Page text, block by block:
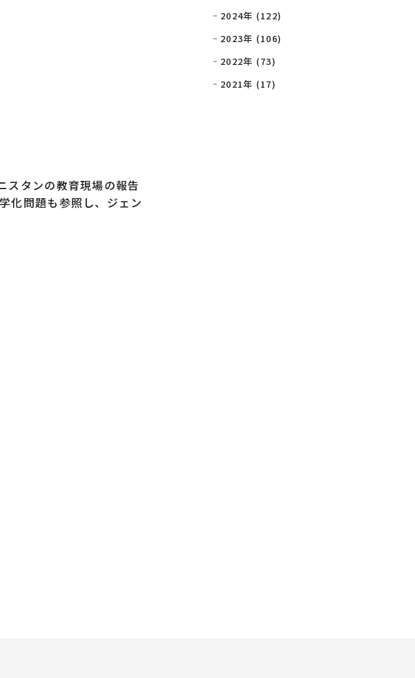
スタンの教育現場の報告
化問題も参照し、ジェン
2024年 (122)
2023年 (106)
2022年 (73)
2021年 (17)